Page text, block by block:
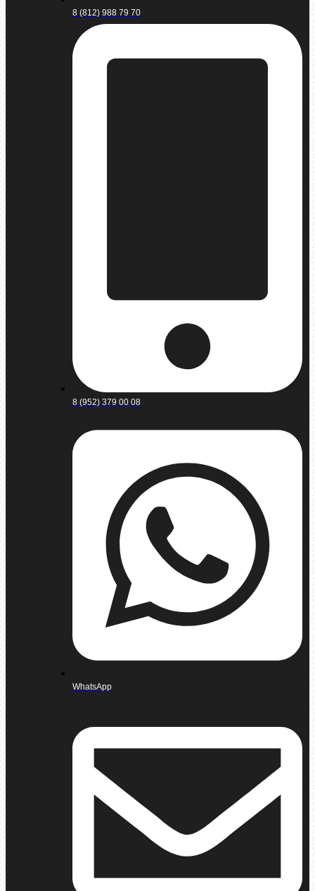
8 (812) 988 79 70
8 (952) 379 00 08
WhatsApp